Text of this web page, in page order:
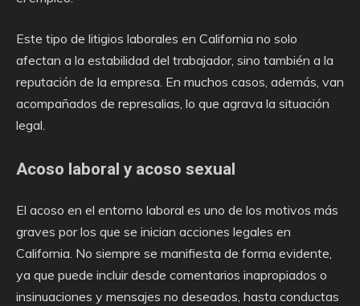
Este tipo de litigios laborales en California no solo
afectan a la estabilidad del trabajador, sino también a la
reputación de la empresa. En muchos casos, además, van
acompañados de represalias, lo que agrava la situación
legal.
Acoso laboral y acoso sexual
El acoso en el entorno laboral es uno de los motivos más
graves por los que se inician acciones legales en
California. No siempre se manifiesta de forma evidente,
ya que puede incluir desde comentarios inapropiados o
insinuaciones y mensajes no deseados, hasta conductas